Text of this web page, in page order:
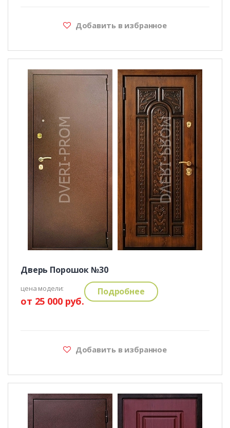
Добавить в избранное
Дверь Порошок №30
цена модели:
от 25 000 руб.
Подробнее
Добавить в избранное